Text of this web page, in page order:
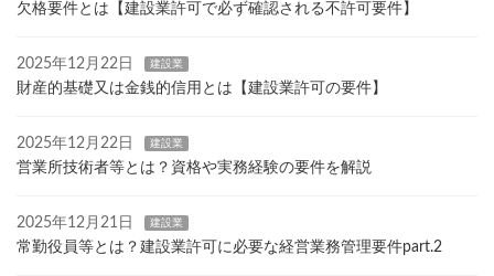
欠格要件とは【建設業許可で必ず確認される不許可要件】
2025年12月22日 建設業
財産的基礎又は金銭的信用とは【建設業許可の要件】
2025年12月22日 建設業
営業所技術者等とは？資格や実務経験の要件を解説
2025年12月21日 建設業
常勤役員等とは？建設業許可に必要な経営業務管理要件part.2